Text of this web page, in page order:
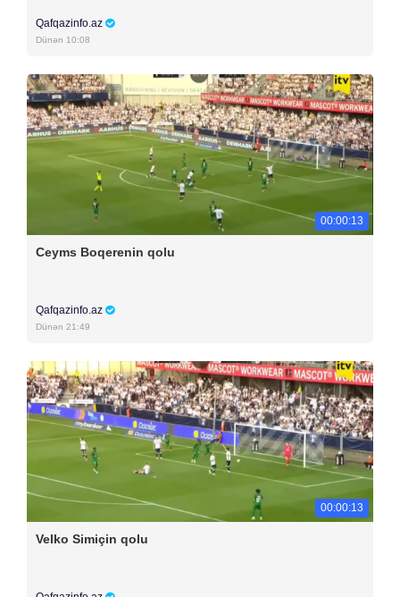
Qafqazinfo.az
Dünən 10:08
00:00:13
Ceyms Boqerenin qolu
Qafqazinfo.az
Dünən 21:49
00:00:13
Velko Simiçin qolu